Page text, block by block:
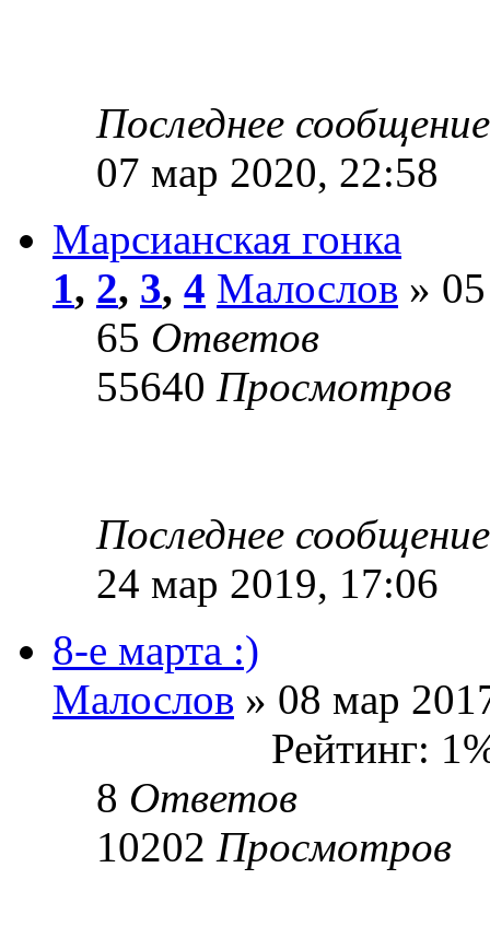
Последнее
07 мар 2020, 22:58
Марсианская гонка
1, 2, 3, 4 Малослов »
65 Ответов
55640 Просмотров
Последнее
24 мар 2019, 17:06
8-е марта :)
Малослов » 08 мар
Рейтинг:
8 Ответов
10202 Просмотров